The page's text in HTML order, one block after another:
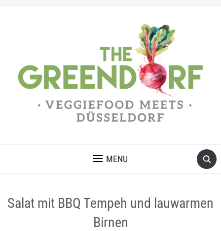
MENU
Salat mit BBQ Tempeh und lauwarmen
Birnen